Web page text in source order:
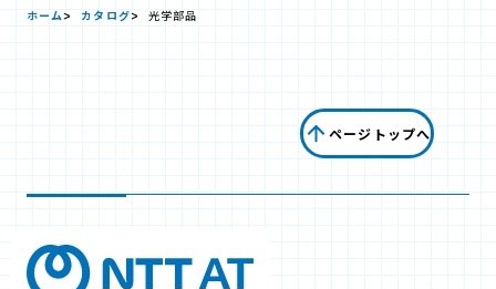
ホーム カタログ 光学部品
ページトップへ